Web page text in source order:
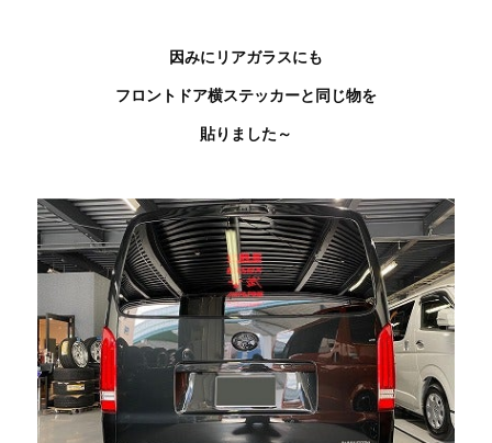
因みにリアガラスにも
フロントドア横ステッカーと同じ物を
貼りました～